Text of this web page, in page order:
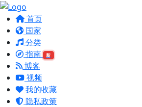
首页
国家
分类
指南
新
博客
视频
我的收藏
隐私政策